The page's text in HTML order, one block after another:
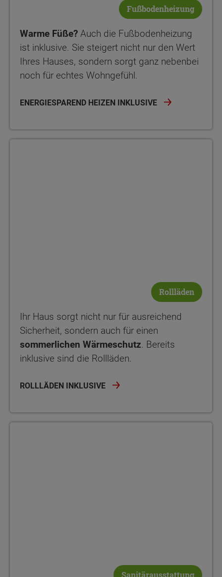
Fußbodenheizung
Warme Füße? Auch die Fußbodenheizung
ist inklusive. Sie steigert nicht nur den Wert
Ihres Hauses, sondern sorgt ganz nebenbei
noch für echtes Wohngefühl.
ENERGIESPAREND HEIZEN INKLUSIVE
Rollläden
Ihr Haus sorgt nicht nur für ausreichend
Sicherheit, sondern auch für einen
sommerlichen Wärmeschutz. Bereits
inklusive sind die Rollläden.
ROLLLÄDEN INKLUSIVE
Sanitärausstattung